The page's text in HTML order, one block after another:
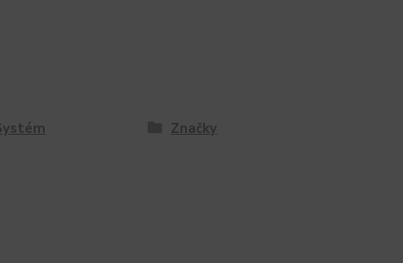
Značky